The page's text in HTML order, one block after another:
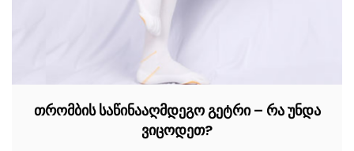
თრომბის საწინააღმდეგო გეტრი – რა უნდა
ვიცოდეთ?